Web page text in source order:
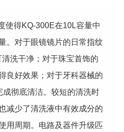
使得KQ-300E在10L容量中
。对于眼镜镜片的日常指纹
洗干净；对于珠宝首饰的
良好效果；对于牙科器械的
彻底清洁。较短的清洗时
减少了清洗液中有效成分的
用周期。电路及器件升级匹